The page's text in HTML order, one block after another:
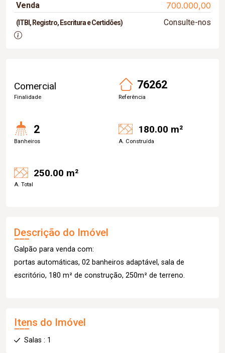
Venda 700.000,00
(ITBI, Registro, Escritura e Certidões) Consulte-nos
Comercial
Finalidade
76262
Referência
2
Banheiros
180.00 m²
A. Construída
250.00 m²
A. Total
Descrição do Imóvel
Galpão para venda com:
portas automáticas, 02 banheiros adaptável, sala de
escritório, 180 m² de construção, 250m² de terreno.
Itens do Imóvel
Salas : 1